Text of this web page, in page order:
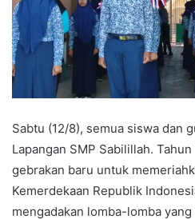
Sabtu (12/8), semua siswa dan
Lapangan SMP Sabilillah.
gebrakan baru untuk
Kemerdekaan Republik
mengadakan lomba-lomba